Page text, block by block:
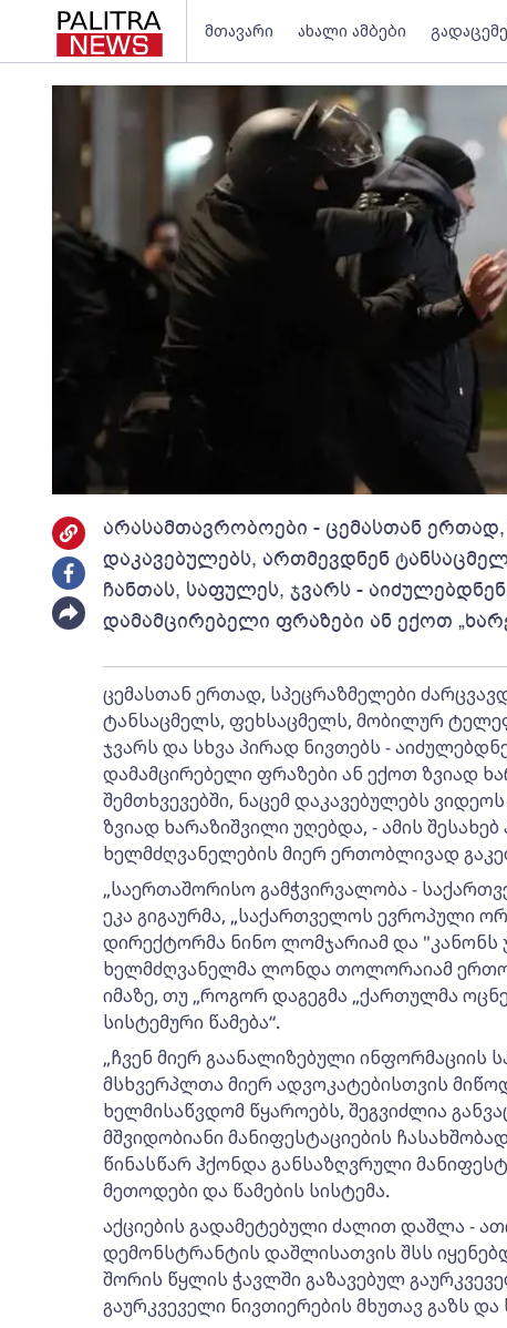
მთავარი ახალი ამბები
არასამთავრობოები - ცემასთან
დაკავებულებს, ართმევდნენ
ჩანთას, საფულეს, ჯვარს -
დამამცირებელი ფრაზები ან ექოთ
ცემასთან ერთად, სპეცრაზმელები
ტანსაცმელს, ფეხსაცმელს, მობილურ
ჯვარს და სხვა პირად ნივთებს -
დამამცირებელი ფრაზები ან ექოთ ზვიად
შემთხვევებში, ნაცემ დაკავებულებს
ზვიად ხარაზიშვილი უღებდა, - ამის
ხელმძღვანელების მიერ ერთობლივად
„საერთაშორისო გამჭვირვალობა -
ეკა გიგაურმა, „საქართველოს ევროპული
დირექტორმა ნინო ლომჯარიამ და "კანონს
ხელმძღვანელმა ლონდა თოლორაიამ
იმაზე, თუ „როგორ დაგეგმა „ქართულმა
სისტემური წამება“.
„ჩვენ მიერ გაანალიზებული ინფორმაციის
მსხვერპლთა მიერ ადვოკატებისთვის
ხელმისაწვდომ წყაროებს, შეგვიძლია
მშვიდობიანი მანიფესტაციების
წინასწარ ჰქონდა განსაზღვრული
მეთოდები და წამების სისტემა.
აქციების გადამეტებული ძალით დაშლა -
დემონსტრანტის დაშლისათვის შსს
შორის წყლის ჭავლში გაზავებულ
გაურკვეველი ნივთიერების მხუთავ გაზს და